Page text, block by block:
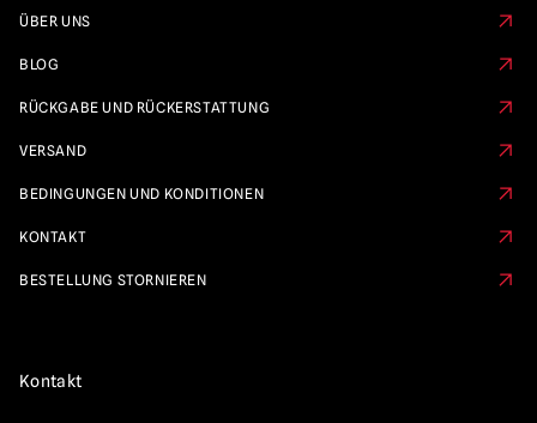
ÜBER UNS
BLOG
RÜCKGABE UND RÜCKERSTATTUNG
VERSAND
BEDINGUNGEN UND KONDITIONEN
KONTAKT
BESTELLUNG STORNIEREN
Kontakt